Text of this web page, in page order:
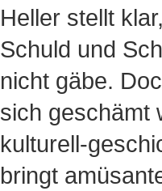
Heller stellt
Schuld und
nicht gäbe.
sich geschämt
kulturell-
bringt